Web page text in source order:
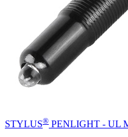
STYLUS® PENLIGHT - UL